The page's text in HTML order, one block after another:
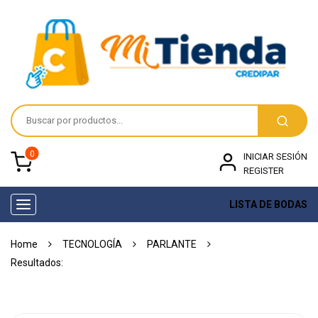
0
INICIAR SESIÓN
REGISTER
Toggle
navigation
LISTA DE BODAS
Home TECNOLOGÍA PARLANTE